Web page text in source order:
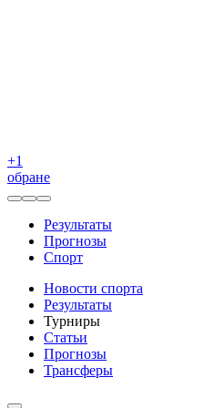
+1
обране
Результаты
Прогнозы
Спорт
Новости спорта
Результаты
Турниры
Статьи
Прогнозы
Трансферы